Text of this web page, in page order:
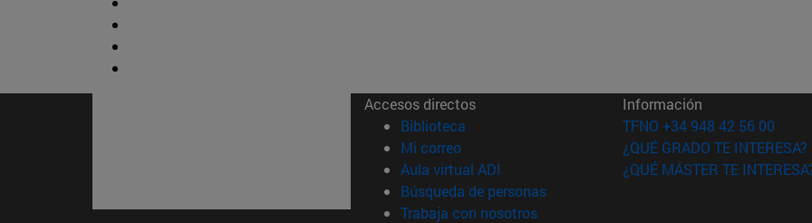
Accesos directos
Biblioteca (abre en nueva ventana)
Mi correo(abre en nueva ventana)
Aula virtual ADI (abre en nueva ventana)
Búsqueda de personas(abre en nueva ventana)
Trabaja con nosotros(abre en nueva ventana)
Información
TFNO +34 948 42 56 00
¿QUÉ GRADO TE INTERESA?
¿QUÉ MÁSTER TE